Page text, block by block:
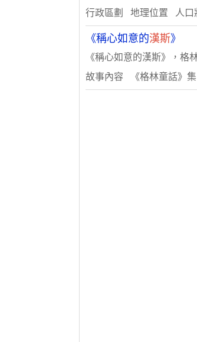
行政區劃 地理位置 人
《稱心如意的漢斯》
《稱心如意的漢斯》，格
故事內容 《格林童話》